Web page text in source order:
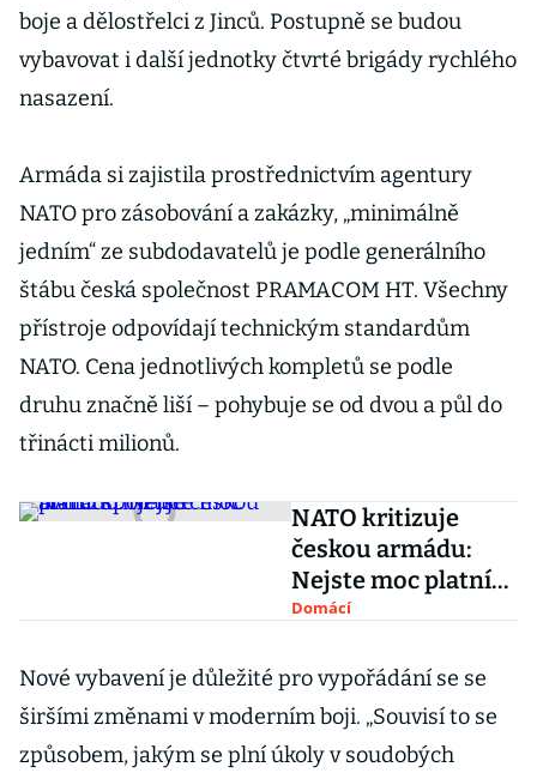
boje a dělostřelci z Jinců. Postupně se budou
vybavovat i další jednotky čtvrté brigády rychlého
nasazení.
Armáda si zajistila prostřednictvím agentury
NATO pro zásobování a zakázky, „minimálně
jedním“ ze subdodavatelů je podle generálního
štábu česká společnost PRAMACOM HT. Všechny
přístroje odpovídají technickým standardům
NATO. Cena jednotlivých kompletů se podle
druhu značně liší – pohybuje se od dvou a půl do
třinácti milionů.
NATO kritizuje
českou armádu:
Nejste moc platní
spojenci
Domácí
Nové vybavení je důležité pro vypořádání se se
širšími změnami v moderním boji. „Souvisí to se
způsobem, jakým se plní úkoly v soudobých